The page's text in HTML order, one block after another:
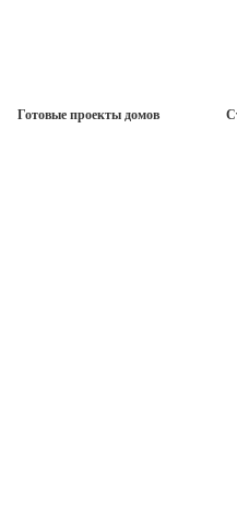
Готовые проекты домов